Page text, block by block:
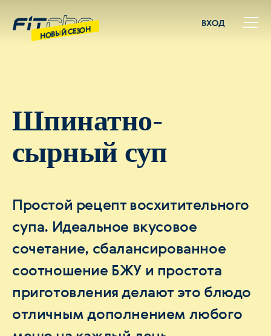
Шпинатно-
сырный суп
Простой рецепт восхитительного
супа. Идеальное вкусовое
сочетание, сбалансированное
соотношение БЖУ и простота
приготовления делают это блюдо
отличным дополнением любого
НОВЫЙ СЕЗОН
ВХОД